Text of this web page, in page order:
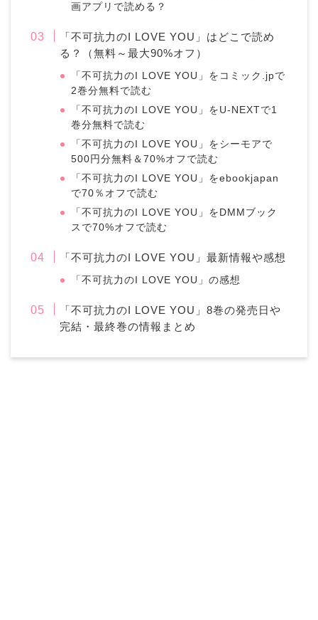
画アプリで読める？
「不可抗力のI LOVE YOU」はどこで読め
る？（無料～最大90%オフ）
「不可抗力のI LOVE YOU」をコミック.jpで
2巻分無料で読む
「不可抗力のI LOVE YOU」をU-NEXTで1
巻分無料で読む
「不可抗力のI LOVE YOU」をシーモアで
500円分無料＆70%オフで読む
「不可抗力のI LOVE YOU」をebookjapan
で70％オフで読む
「不可抗力のI LOVE YOU」をDMMブック
スで70%オフで読む
「不可抗力のI LOVE YOU」最新情報や感想
「不可抗力のI LOVE YOU」の感想
「不可抗力のI LOVE YOU」8巻の発売日や
完結・最終巻の情報まとめ